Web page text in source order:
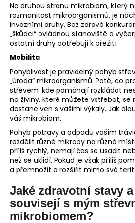
Na druhou stranu mikrobiom, který
rozmanitost mikroorganismů, je
invazními druhy. Bez zdravé
„škůdci“ ovládnou stanoviště a
ostatní druhy potřebují k přežití.
Mobilita
Pohyblivost je pravidelný pohyb
„úroda“ mikroorganismů. Poté, co
střevem, kde pomáhají rozkládat
na živiny, které můžete vstřebat, se
dostane ven s vašimi výkaly. Jak
váš mikrobiom.
Pohyb potravy a odpadu vaším
rozdělit různé mikroby na různá
příliš rychlý, nemají čas se usadit
než se uklidí. Pokud je však příliš
a přemnožit a rozšířit mimo své
Jaké zdravotní stavy
souvisejí s mým
mikrobiomem?